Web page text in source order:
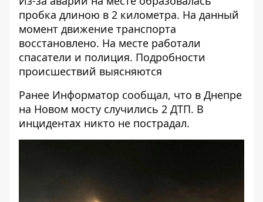
пробка длиною в 2 километра. На данный
момент движение транспорта
восстановлено. На месте работали
спасатели и полиция. Подробности
происшествий выясняются
Ранее Информатор сообщал, что в Днепре
на Новом мосту случились 2 ДТП. В
инцидентах никто не пострадал.